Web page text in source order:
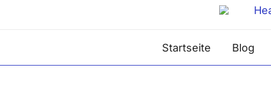
Startseite Blog